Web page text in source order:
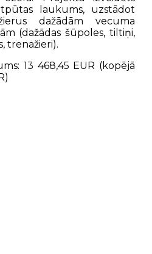
laukums, uzstādot
dažādām vecuma
(dažādas šūpoles, tiltiņi,
trenažieri).
13 468,45 EUR (kopējā